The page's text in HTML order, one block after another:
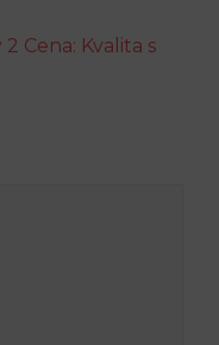
Cena: Kvalita s